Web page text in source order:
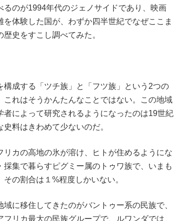
のが1994年代のジェノサイドであり、映画
を体験した国が、わずか四半世紀でなぜここま
史をすこし調べてみた。
成する「ツチ族」と「フツ族」という2つの
れはそうかんたんなことではない。この地域
によって研究されるようになったのは19世紀
料はきわめて少ないのだ。
カの高地の氷が溶け、ヒトが住めるようにな
集で暮らすピグミー属のトゥワ族で、いまも
の割合は１%程度しかいない。
に移住してきたのがバントゥー系の民族で、
リカ最大の民族グループで、ルワンダでは